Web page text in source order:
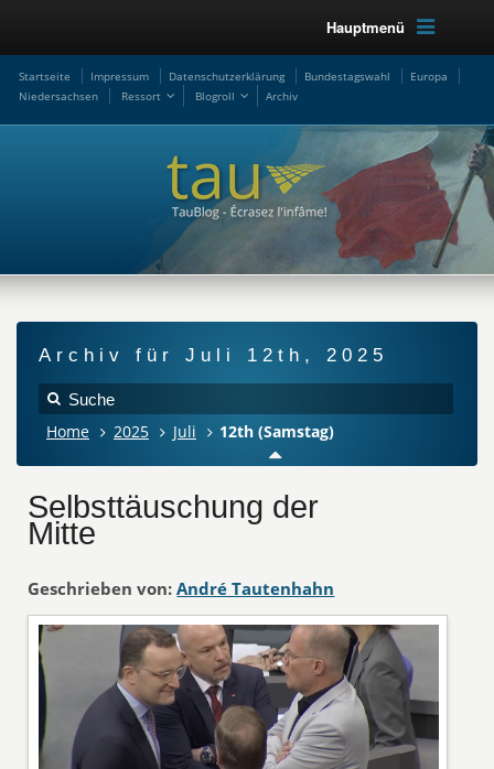
Hauptmenü
Startseite Impressum Datenschutzerklärung Bundestagswahl
Europa
Niedersachsen
Ressort Blogroll Archiv
Archiv für Juli 12th, 2025
Home 2025 Juli 12th (Samstag)
Selbsttäuschung der
Mitte
Geschrieben von: André Tautenhahn